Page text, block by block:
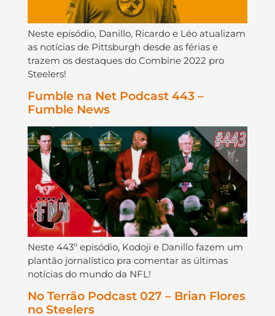
Neste episódio, Danillo, Ricardo e Léo atualizam
as notícias de Pittsburgh desde as férias e
trazem os destaques do Combine 2022 pro
Steelers!
Fumble na Net Podcast 443 –
Fumble News
Neste 443º episódio, Kodoji e Danillo fazem um
plantão jornalístico pra comentar as últimas
notícias do mundo da NFL!
No Terrão Podcast 027 – Brian Flores
no Steelers